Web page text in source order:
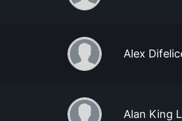
Alex
Alan King